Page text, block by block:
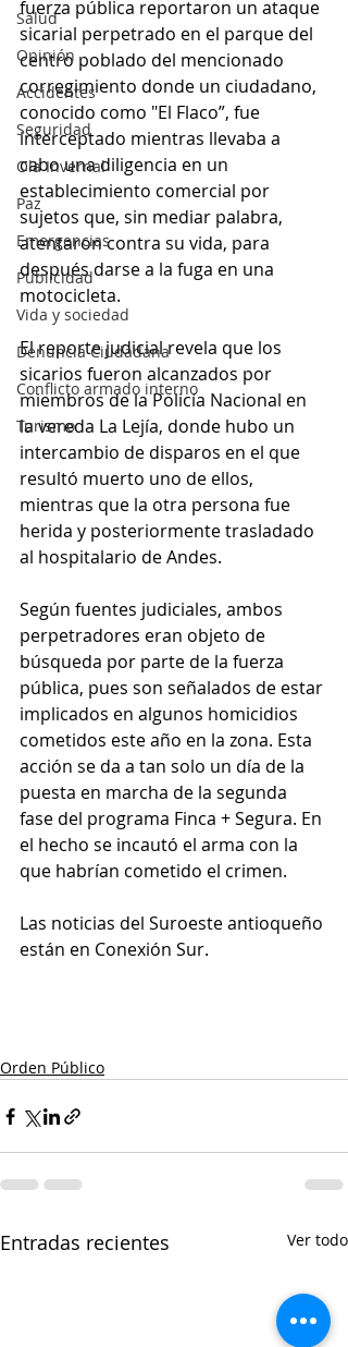
Salud
Opinión
Accidentes
Seguridad
Ola Invernal
Paz
Emergencias
Publicidad
Vida y sociedad
Denuncia Ciudadana
Conflicto armado interno
Turismo
fuerza pública reportaron un ataque
sicarial perpetrado en el parque del
centro poblado del mencionado
corregimiento donde un ciudadano,
conocido como "El Flaco”, fue
interceptado mientras llevaba a
cabo una diligencia en un
establecimiento comercial por
sujetos que, sin mediar palabra,
atentaron contra su vida, para
después darse a la fuga en una
motocicleta.
El reporte judicial revela que los
sicarios fueron alcanzados por
miembros de la Policía Nacional en
la vereda La Lejía, donde hubo un
intercambio de disparos en el que
resultó muerto uno de ellos,
mientras que la otra persona fue
herida y posteriormente trasladado
al hospitalario de Andes.
Según fuentes judiciales, ambos
perpetradores eran objeto de
búsqueda por parte de la fuerza
pública, pues son señalados de estar
implicados en algunos homicidios
cometidos este año en la zona. Esta
acción se da a tan solo un día de la
puesta en marcha de la segunda
fase del programa Finca + Segura. En
el hecho se incautó el arma con la
que habrían cometido el crimen.
Las noticias del Suroeste antioqueño
están en Conexión Sur.
Orden Público
Entradas recientes Ver todo